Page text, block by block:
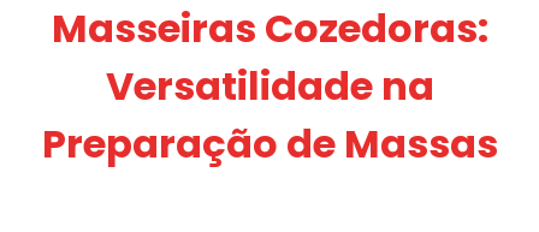
Masseiras Cozedoras:
Versatilidade na
Preparação de Massas